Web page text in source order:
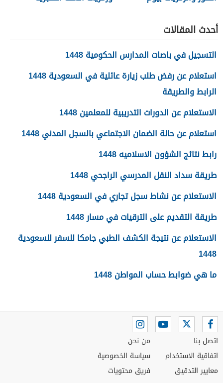
أحدث المقالات
التسجيل في باصات المدارس الحكومية 1448
استعلام عن رفض طلب زيارة عائلية في السعودية 1448
الرابط والطريقة
الاستعلام عن الدورات التدريبية للمعلمين 1448
استعلام عن حالة الضمان الاجتماعي بالسجل المدني 1448
رابط نتائج الشؤون الاسلاميه 1448
طريقة سداد النقل المدرسي الراجحي 1448
الاستعلام عن نشاط سجل تجاري في السعودية 1448
طريقة التقديم على الترقيات في مسار 1448
الاستعلام عن نتيجة الكشف الطبي جامكا للسفر للسعودية
1448
ما هي ضوابط حساب المواطن 1448
اتصل بنا
اتفاقية الاستخدام
معايير التدقيق
من نحن
سياسة الخصوصية
فريق محتويات